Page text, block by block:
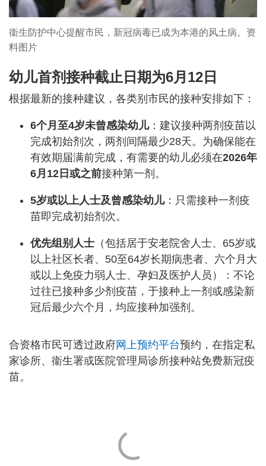
衞生防护中心提醒市民，新冠病毒已成为本港的风土病。资
料图片
幼儿首剂接种截止日期为6月12日
根据最新的接种建议，各类别市民的接种安排如下：
6个月至4岁未曾感染幼儿：建议接种两剂疫苗以
完成初始剂次，两剂间隔最少28天。为确保能在
有效期届满前完成，有需要的幼儿必须在2026年
6月12日或之前接种第一剂。
5岁或以上人士及曾感染幼儿：只需接种一剂疫
苗即完成初始剂次。
优先组别人士 （包括居于安老院舍人士、65岁或
以上社区长者、50至64岁长期病患者、六个月大
或以上免疫力弱人士、孕妇及医护人员）：不论
过往已接种多少剂疫苗，于接种上一剂或感染新
冠后最少六个月，均应接种加强剂。
合资格市民可透过政府网上预约平台预约，在指定私
家诊所、衞生署或医院管理局诊所接种站免费新冠疫
苗。